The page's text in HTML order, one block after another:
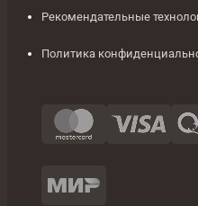
Рекомендательные
Политика